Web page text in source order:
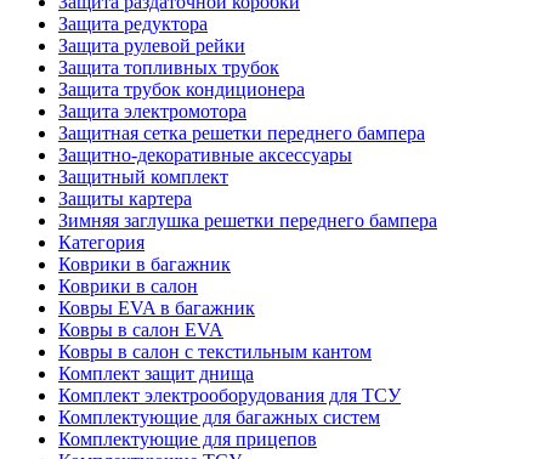
Защита редуктора
Защита рулевой рейки
Защита топливных трубок
Защита трубок кондиционера
Защита электромотора
Защитная сетка решетки переднего бампера
Защитно-декоративные аксессуары
Защитный комплект
Защиты картера
Зимняя заглушка решетки переднего бампера
Категория
Коврики в багажник
Коврики в салон
Ковры EVA в багажник
Ковры в салон EVA
Ковры в салон с текстильным кантом
Комплект защит днища
Комплект электрооборудования для ТСУ
Комплектующие для багажных систем
Комплектующие для прицепов